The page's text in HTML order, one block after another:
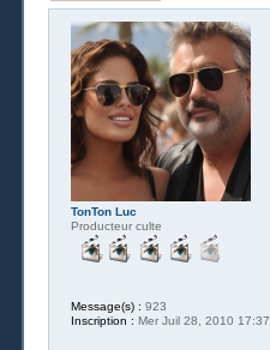
TonTon Luc
Producteur culte
Message(s) : 923
Inscription : Mer Juil 28, 2010 17:37